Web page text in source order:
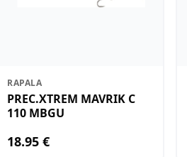
RAPALA
PREC.XTREM MAVRIK C
110 MBGU
18.95 €